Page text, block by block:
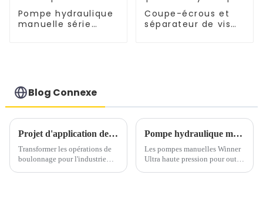
Pompe hydraulique
manuelle série
Coupe-écrous et
séparateur de vis
Blog Connexe
Projet d'application de clé dynamométrique hydraulique à entraînement carré
Transformer les opérations de
boulonnage pour l'industrie
Pompe hydraulique manuelle ultra haute pression 2800 bars pour tendeurs
Les pompes manuelles Winner
Ultra haute pression pour outils